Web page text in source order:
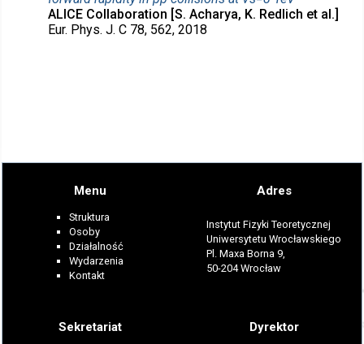
ALICE Collaboration [S. Acharya, K. Redlich et al.]
Eur. Phys. J. C 78, 562, 2018
Menu
Struktura
Osoby
Działalność
Wydarzenia
Kontakt
Adres
Instytut Fizyki Teoretycznej
Uniwersytetu Wrocławskiego
Pl. Maxa Borna 9,
50-204 Wrocław
Sekretariat Dyrektor